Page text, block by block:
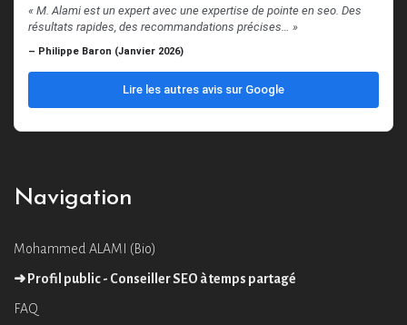
« M. Alami est un expert avec une expertise de pointe en seo. Des
résultats rapides, des recommandations précises… »
– Philippe Baron (Janvier 2026)
Lire les autres avis sur Google
Navigation
Mohammed ALAMI (Bio)
➜ Profil public - Conseiller SEO à temps partagé
FAQ